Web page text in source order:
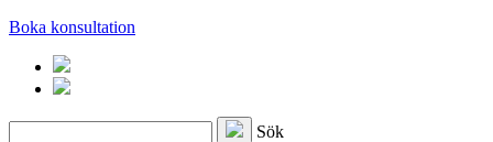
Boka konsultation
Sök